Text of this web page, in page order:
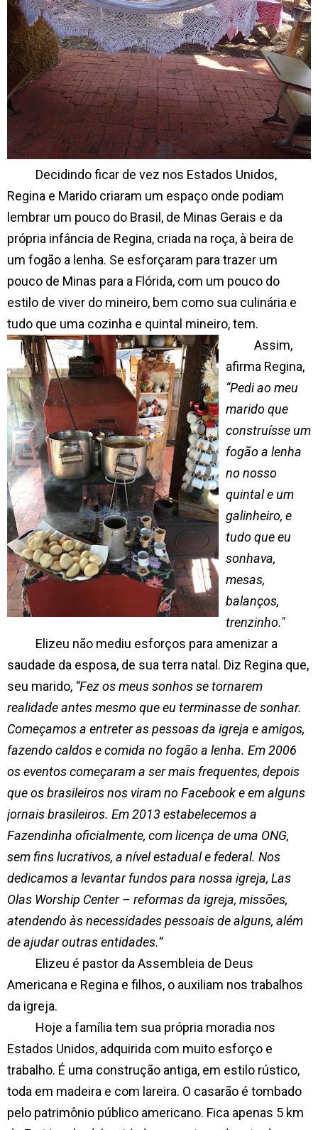
Decidindo ficar de vez nos Estados Unidos,
Regina e Marido criaram um espaço onde podiam
lembrar um pouco do Brasil, de Minas Gerais e da
própria infância de Regina, criada na roça, à beira de
um fogão a lenha. Se esforçaram para trazer um
pouco de Minas para a Flórida, com um pouco do
estilo de viver do mineiro, bem como sua culinária e
tudo que uma cozinha e quintal mineiro, tem.
Assim,
afirma Regina,
“Pedi ao meu
marido que
construísse um
fogão a lenha
no nosso
quintal e um
galinheiro, e
tudo que eu
sonhava,
mesas,
balanços,
trenzinho."
Elizeu não mediu esforços para amenizar a
saudade da esposa, de sua terra natal. Diz Regina que,
seu marido, “Fez os meus sonhos se tornarem
realidade antes mesmo que eu terminasse de sonhar.
Começamos a entreter as pessoas da igreja e amigos,
fazendo caldos e comida no fogão a lenha. Em 2006
os eventos começaram a ser mais frequentes, depois
que os brasileiros nos viram no Facebook e em alguns
jornais brasileiros. Em 2013 estabelecemos a
Fazendinha oficialmente, com licença de uma ONG,
sem fins lucrativos, a nível estadual e federal. Nos
dedicamos a levantar fundos para nossa igreja, Las
Olas Worship Center – reformas da igreja, missões,
atendendo às necessidades pessoais de alguns, além
de ajudar outras entidades.”
Elizeu é pastor da Assembleia de Deus
Americana e Regina e filhos, o auxiliam nos trabalhos
da igreja.
Hoje a família tem sua própria moradia nos
Estados Unidos, adquirida com muito esforço e
trabalho. É uma construção antiga, em estilo rústico,
toda em madeira e com lareira. O casarão é tombado
pelo patrimônio público americano. Fica apenas 5 km